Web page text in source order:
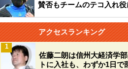
賛否もチームのテコ入れ
アクセスランキング
佐藤二朗は信州大経済学
トに入社も、わずか1日で
1